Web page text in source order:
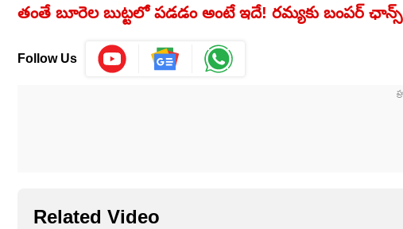
తంతే బూరెల బుట్టలో పడడం అంటే ఇదే! రమ్యకు బంపర్‌ ఛాన్స్‌
Follow Us
Related Video